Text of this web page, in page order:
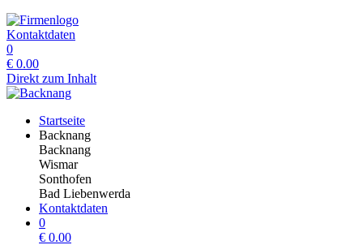
Kontaktdaten
0
€ 0.00
Direkt zum Inhalt
Startseite
Backnang
Backnang
Wismar
Sonthofen
Bad Liebenwerda
Kontaktdaten
0
€ 0.00